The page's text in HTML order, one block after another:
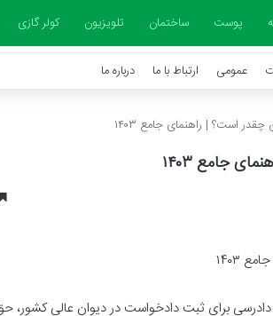
پوست ساختمان تلویزیون کولر گازی
عمومی ارتباط با ما درباره ما
است؟ | راهنمای جامع ۱۴۰۳
جامع ۱۴۰۳
برای ثبت دادخواست در دیوان عالی کشور،